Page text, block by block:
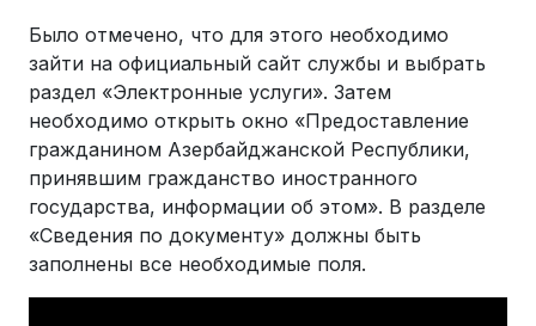
Было отмечено, что для этого необходимо
зайти на официальный сайт службы и выбрать
раздел «Электронные услуги». Затем
необходимо открыть окно «Предоставление
гражданином Азербайджанской Республики,
принявшим гражданство иностранного
государства, информации об этом». В разделе
«Сведения по документу» должны быть
заполнены все необходимые поля.